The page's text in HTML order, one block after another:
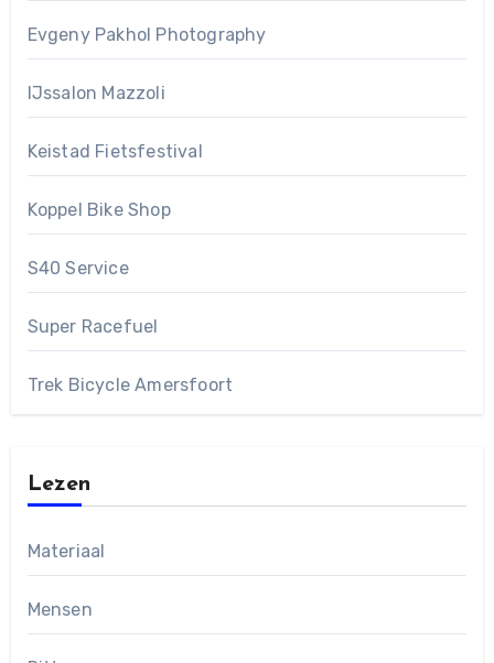
Evgeny Pakhol Photography
IJssalon Mazzoli
Keistad Fietsfestival
Koppel Bike Shop
S40 Service
Super Racefuel
Trek Bicycle Amersfoort
Lezen
Materiaal
Mensen